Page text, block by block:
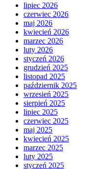
lipiec 2026
czerwiec 2026
maj 2026
kwiecień 2026
marzec 2026
luty 2026
styczeń 2026
grudzień 2025
listopad 2025
październik 2025
wrzesień 2025
sierpień 2025
lipiec 2025
czerwiec 2025
maj 2025
kwiecień 2025
marzec 2025
luty 2025
styczeń 2025